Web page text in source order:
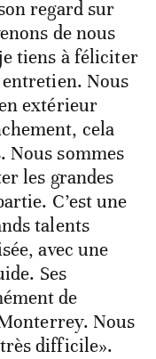
regard sur
de nous
tiens à féliciter
entretien. Nous
extérieur
cela
Nous sommes
les grandes
C’est une
talents
avec une
Ses
de
Nous
difficile».